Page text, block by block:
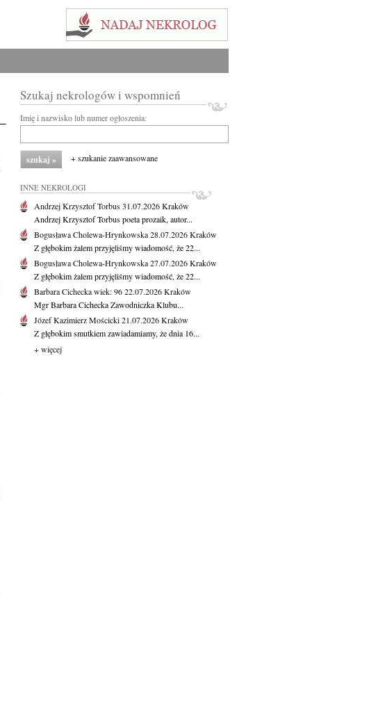
Szukaj nekrologów i wspomnień
Imię i nazwisko lub numer ogłoszenia:
+ szukanie zaawansowane
INNE NEKROLOGI
Andrzej Krzysztof Torbus31.07.2026Kraków
Andrzej Krzysztof Torbus poeta prozaik, autor...
Bogusława Cholewa-Hrynkowska28.07.2026Kraków
Z głębokim żalem przyjęliśmy wiadomość, że 22...
Bogusława Cholewa-Hrynkowska27.07.2026Kraków
Z głębokim żalem przyjęliśmy wiadomość, że 22...
Barbara Cicheckawiek: 9622.07.2026Kraków
Mgr Barbara Cichecka Zawodniczka Klubu...
Józef Kazimierz Mościcki21.07.2026Kraków
Z głębokim smutkiem zawiadamiamy, że dnia 16...
+ więcej